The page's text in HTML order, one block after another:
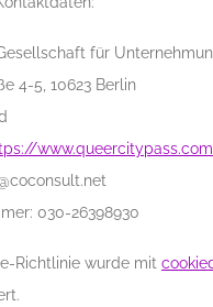
für
4-5, 10623 Berlin
www.queercitypass.com
coconsult.net
030-26398930
Richtlinie wurde mit